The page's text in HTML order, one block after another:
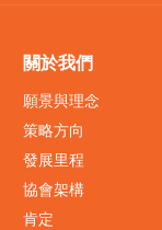
關於我們
願景與理念
策略方向
發展里程
協會架構
肯定